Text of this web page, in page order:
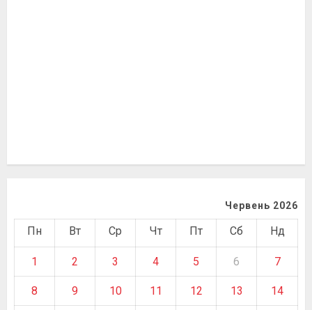
Червень 2026
Пн Вт Ср Чт Пт Сб Нд
1 2 3 4 5 6 7
8 9 10 11 12 13 14